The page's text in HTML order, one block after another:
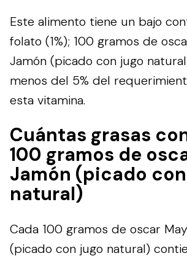
Este alimento tiene un bajo
folato (1%); 100 gramos de
Jamón (picado con jugo
menos del 5% del
esta vitamina.
Cuántas grasas
100 gramos de
Jamón (picado
natural)
Cada 100 gramos de oscar
(picado con jugo natural)